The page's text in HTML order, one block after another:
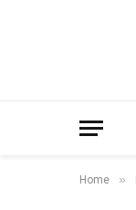
Home »